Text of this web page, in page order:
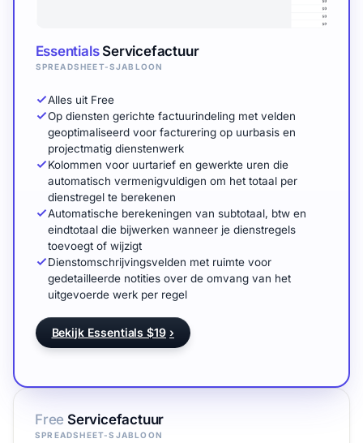
Free Servicefactuur
SPREADSHEET-SJABLOON
EssentialsServicefactuur
SPREADSHEET-SJABLOON
Alles uit Free
Op diensten gerichte factuurindeling met velden
geoptimaliseerd voor facturering op uurbasis en
projectmatig dienstenwerk
Kolommen voor uurtarief en gewerkte uren die
automatisch vermenigvuldigen om het totaal per
dienstregel te berekenen
Automatische berekeningen van subtotaal, btw en
eindtotaal die bijwerken wanneer je dienstregels
toevoegt of wijzigt
Dienstomschrijvingsvelden met ruimte voor
gedetailleerde notities over de omvang van het
uitgevoerde werk per regel
Bekijk Essentials $19 ›